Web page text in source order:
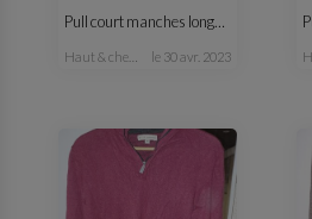
Pull court manches longues fantaisie femme
haut & chemisier le 30 avr. 2023